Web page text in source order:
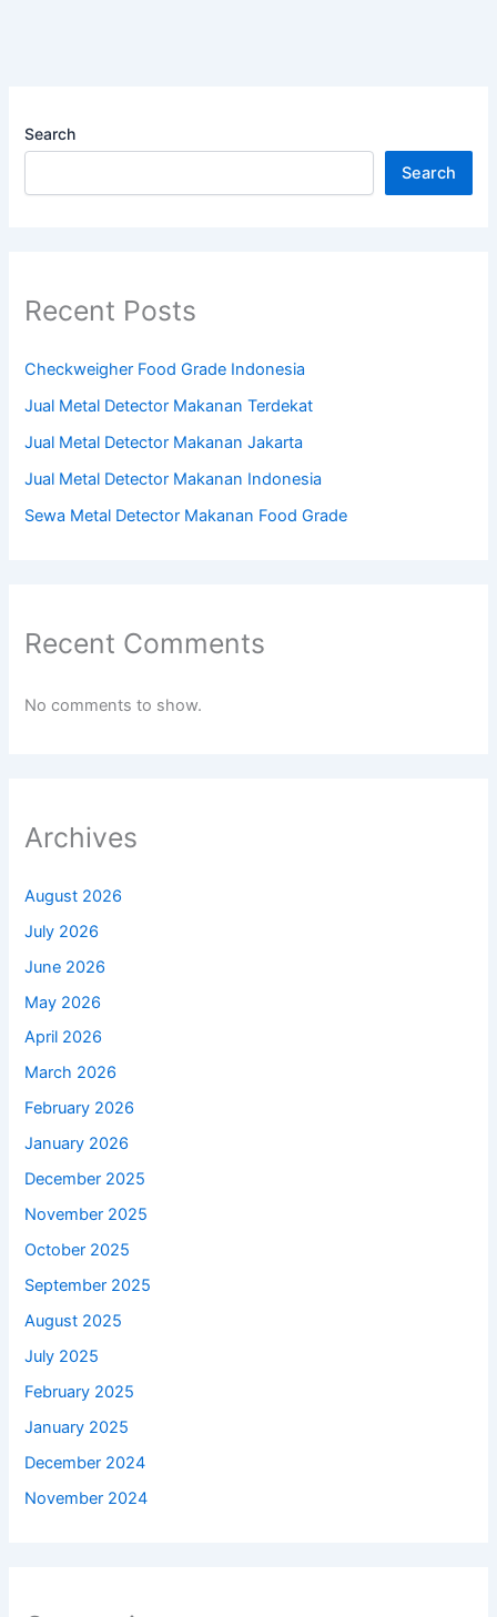
Search
Search
Recent Posts
Checkweigher Food Grade Indonesia
Jual Metal Detector Makanan Terdekat
Jual Metal Detector Makanan Jakarta
Jual Metal Detector Makanan Indonesia
Sewa Metal Detector Makanan Food Grade
Recent Comments
No comments to show.
Archives
August 2026
July 2026
June 2026
May 2026
April 2026
March 2026
February 2026
January 2026
December 2025
November 2025
October 2025
September 2025
August 2025
July 2025
February 2025
January 2025
December 2024
November 2024